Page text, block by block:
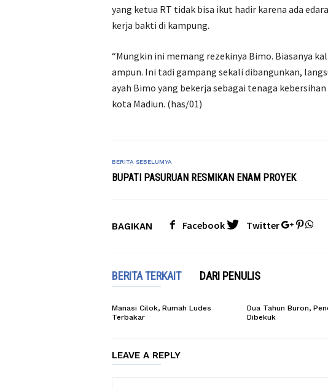
yang ketua RT tidak bisa ikut hadir karena ada
kerja bakti di kampung.
“Mungkin ini memang rezekinya Bimo. Biasanya
ampun. Ini tadi gampang sekali dibangunkan,
ayah Bimo yang bekerja sebagai tenaga
kota Madiun. (has/01)
BERITA SEBELUMYA
BUPATI PASURUAN RESMIKAN ENAM PROYEK
BAGIKAN Facebook Twitter
BERITA TERKAIT DARI PENULIS
Manasi Cilok, Rumah Ludes
Terbakar
Dua Tahun Buron,
Dibekuk
LEAVE A REPLY